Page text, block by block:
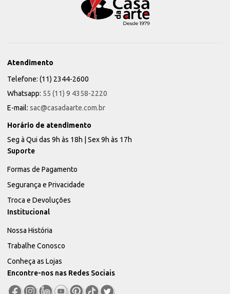
Atendimento
Telefone: (11) 2344-2600
Whatsapp: 55 (11) 9 4358-2220
E-mail: sac@casadaarte.com.br
Horário de atendimento
Seg à Qui das 9h às 18h | Sex 9h às 17h
Suporte
Formas de Pagamento
Segurança e Privacidade
Troca e Devoluções
Institucional
Nossa História
Trabalhe Conosco
Conheça as Lojas
Encontre-nos nas Redes Sociais